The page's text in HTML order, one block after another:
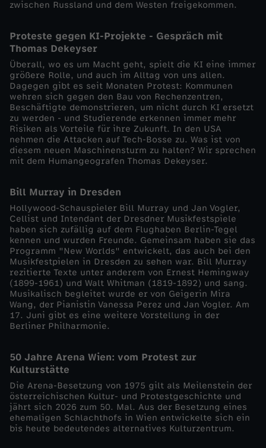
n
g
r
i
f
f
e
s
c
h
ä
d
i
g
t
zwischen Russland und dem Westen freigekommen.
Proteste gegen KI-Projekte - Gespräch mit
Thomas Dekeyser
Überall, wo es um Macht geht, spielt die KI eine immer
größere Rolle, und auch im Alltag von uns allen.
Dagegen gibt es seit Monaten Protest: Kommunen
wehren sich gegen den Bau von Rechenzentren,
Beschäftigte demonstrieren, um nicht durch KI ersetzt
zu werden - und Studierende erkennen immer mehr
Risiken als Vorteile für ihre Zukunft. In den USA
nehmen die Attacken auf Tech-Bosse zu. Was ist von
diesem neuen Maschinensturm zu halten? Wir sprechen
mit dem Humangeografen Thomas Dekeyser.
Bill Murray in Dresden
Hollywood-Schauspieler Bill Murray und Jan Vogler,
Cellist und Intendant der Dresdner Musikfestspiele
haben sich zufällig auf dem Flughaben Berlin-Tegel
kennen und wurden Freunde. Gemeinsam haben sie das
Programm "New Worlds" entwickelt, das auch bei den
Musikfestpielen in Dresden zu sehen war. Bill Murray
rezitierte Texte unter anderem von Ernest Hemingway
(1899-1961) und Walt Whitman (1819-1892) und sang.
Musikalisch begleitet wurde er von Geigerin Mira
Wang, der Pianistin Vanessa Perez und Jan Vogler. Am
17. Juni gibt es eine weitere Vorstellung in der
Berliner Philharmonie.
50 Jahre Arena Wien: vom Protest zur
Kulturstätte
Die Arena-Besetzung von 1975 gilt als Meilenstein der
österreichischen Kultur- und Protestgeschichte und
jährt sich 2026 zum 50. Mal. Aus der Besetzung eines
ehemaligen Schlachthofs in Wien entwickelte sich ein
bis heute bedeutendes alternatives Kulturzentrum.